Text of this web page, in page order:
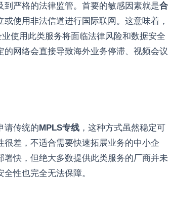
严格的法律监管。首要的敏感因素就是合
使用非法信道进行国际联网。这意味着，
使用此类服务将面临法律风险和数据安全
的网络会直接导致海外业务停滞、视频会议
请传统的MPLS专线，这种方式虽然稳定可
差，不适合需要快速拓展业务的中小企
署快，但绝大多数提供此类服务的厂商并未
性也完全无法保障。